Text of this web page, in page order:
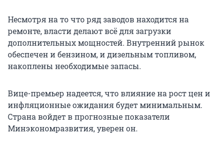
Несмотря на то что ряд заводов находится на
ремонте, власти делают всё для загрузки
дополнительных мощностей. Внутренний рынок
обеспечен и бензином, и дизельным топливом,
накоплены необходимые запасы.
Вице-премьер надеется, что влияние на рост цен и
инфляционные ожидания будет минимальным.
Страна войдет в прогнозные показатели
Минэкономразвития, уверен он.